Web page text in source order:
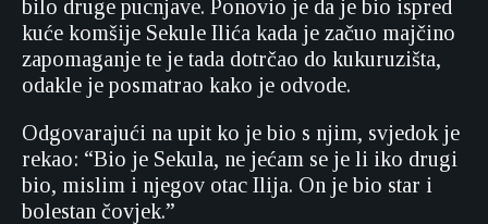
bilo druge pucnjave. Ponovio je da je bio ispred
kuće komšije Sekule Ilića kada je začuo majčino
zapomaganje te je tada dotrčao do kukuruzišta,
odakle je posmatrao kako je odvode.
Odgovarajući na upit ko je bio s njim, svjedok je
rekao: “Bio je Sekula, ne jećam se je li iko drugi
bio, mislim i njegov otac Ilija. On je bio star i
bolestan čovjek.”